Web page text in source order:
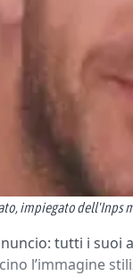
impiegato dell'Inps
tutti i suoi
l’immagine